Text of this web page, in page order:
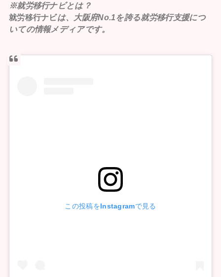
※就労移行ナビとは？
就労移行ナビは、大阪府No.1を誇る就労移行支援につ
いての情報メディアです。
この投稿をInstagramで見る